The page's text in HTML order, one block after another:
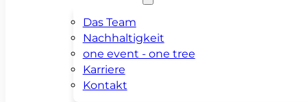
Das Team
Nachhaltigkeit
one event - one tree
Karriere
Kontakt